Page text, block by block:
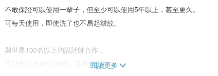
不敢保證可以使用一輩子，但至少可以使用5年以上，甚至更久。
可每天使用，即使洗了也不易起皺紋。
與世界100名以上的設計師合作，
設計作品超過1000件，且持續增加中。
閱讀更多